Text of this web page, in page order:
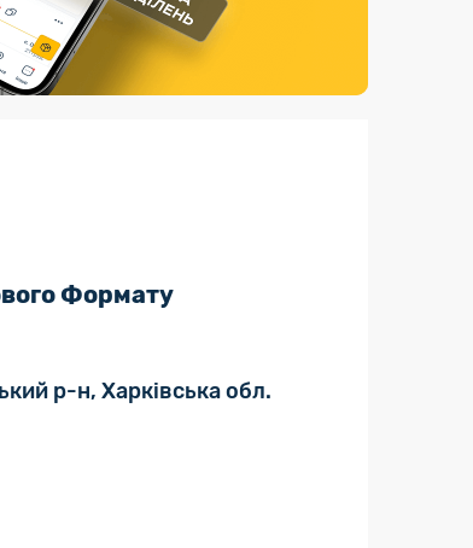
Страхові послуги
Каталог «Укрпошта Маркет»
Формату
р-н, Харківська обл.